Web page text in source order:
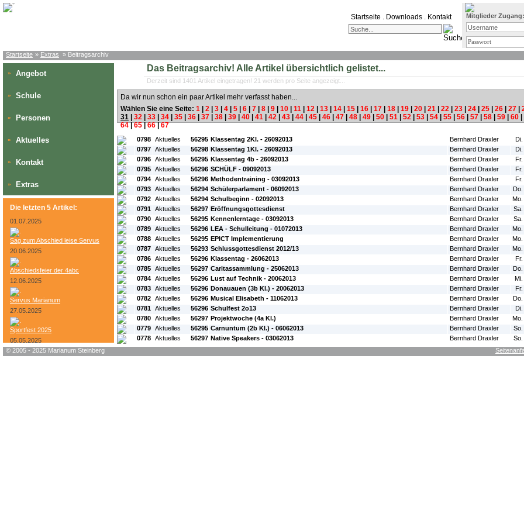
Startseite . Downloads . Kontakt Mitglieder Zugang:
Startseite » Extras » Beitragsarchiv
» Angebot
» Schule
» Personen
» Aktuelles
» Kontakt
» Extras
Die letzten 5 Artikel:
01.07.2025
Sag zum Abschied leise Servus
20.06.2025
Abschiedsfeier der 4abc
12.06.2025
Servus Marianum
27.05.2025
Sportfest 2025
05.05.2025
Das Beitragsarchiv! Alle Artikel übersichtlich gelistet...
Derzeit sind 1401 Artikel eingetragen! 21 werden pro Seite angezeigt...
Da wir nun schon ein paar Artikel mehr verfasst haben...
Wählen Sie eine Seite: 1 2 3 4 5 6 7 8 9 10 11 12 13 14 15 16 17 18 19 20 21 22 23 24 25 26 27
31
32 33 34 35 36 37 38 39 40 41 42 43 44 45 46 47 48 49 50 51 52 53 54 55 56 57 58 59 60
64|65|66|67
#L: #ID: #Rubrik:
0798 Aktuelles 56295 Klassentag 2Kl. - 26092013 Bernhard Draxler
Di.
0797 Aktuelles 56298 Klassentag 1Kl. - 26092013 Bernhard Draxler
Di.
0796 Aktuelles 56295 Klassentag 4b - 26092013 Bernhard Draxler
Fr.
0795 Aktuelles 56296 SCHÜLF - 09092013 Bernhard Draxler
Fr.
0794 Aktuelles 56296 Methodentraining - 03092013 Bernhard Draxler
Fr.
0793 Aktuelles 56294 Schülerparlament - 06092013 Bernhard Draxler
Do.
0792 Aktuelles 56294 Schulbeginn - 02092013 Bernhard Draxler
Mo.
0791 Aktuelles 56297 Eröffnungsgottesdienst Bernhard Draxler
Sa.
0790 Aktuelles 56295 Kennenlerntage - 03092013 Bernhard Draxler
Sa.
0789 Aktuelles 56296 LEA - Schulleitung - 01072013 Bernhard Draxler
Mo.
0788 Aktuelles 56295 EPICT Implementierung Bernhard Draxler
Mo.
0787 Aktuelles 56293 Schlussgottesdienst 2012/13 Bernhard Draxler
Mo.
0786 Aktuelles 56296 Klassentag - 26062013 Bernhard Draxler
Fr.
0785 Aktuelles 56297 Caritassammlung - 25062013 Bernhard Draxler
Do.
0784 Aktuelles 56296 Lust auf Technik - 20062013 Bernhard Draxler
0783 Aktuelles 56296 Donauauen (3b Kl.) - 20062013 Bernhard Draxler
Fr.
0782 Aktuelles 56296 Musical Elisabeth - 11062013 Bernhard Draxler
Do.
0781 Aktuelles 56296 Schulfest 2o13 Bernhard Draxler
Di.
0780 Aktuelles 56297 Projektwoche (4a Kl.) Bernhard Draxler
Mo.
0779 Aktuelles 56295 Carnuntum (2b Kl.) - 06062013 Bernhard Draxler
So.
0778 Aktuelles 56297 Native Speakers - 03062013 Bernhard Draxler
So.
© 2005 - 2025 Marianum Steinberg